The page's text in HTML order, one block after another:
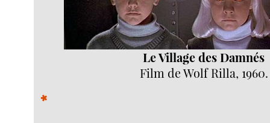
Le Village des Damnés
Film de Wolf Rilla, 1960.
*